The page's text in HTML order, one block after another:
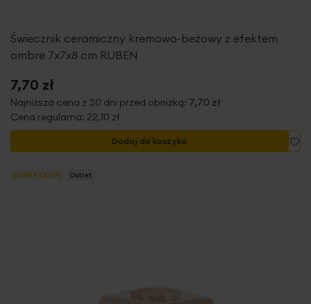
Świecznik ceramiczny kremowo-beżowy z efektem
ombre 7x7x8 cm RUBEN
7,70 zł
Najniższa cena z 30 dni przed obniżką: 7,70 zł
Cena regularna: 22,10 zł
Dodaj do koszyka
DOBRA CENA! Outlet